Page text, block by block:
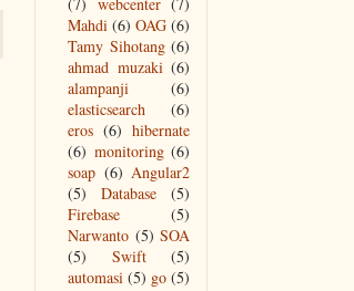
Mahdi (6) OAG (6)
Tamy Sihotang (6)
ahmad muzaki (6)
alampanji
(6)
elasticsearch
(6)
eros (6) hibernate
(6) monitoring (6)
soap (6) Angular2
(5)
Database
(5)
Firebase
(5)
Narwanto (5) SOA
(5)
Swift
(5)
automasi (5) go (5)